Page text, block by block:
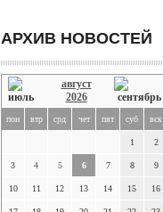
АРХИВ НОВОСТЕЙ
август
2026
пон втр срд чет пят суб вск
1 2
3 4 5 6 7 8 9
10 11 12 13 14 15 16